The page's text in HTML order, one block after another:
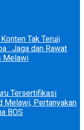
Tak Teruji
: Jaga dan Rawat
Melawi
Tersertifikasi
Melawi, Pertanyakan
BOS